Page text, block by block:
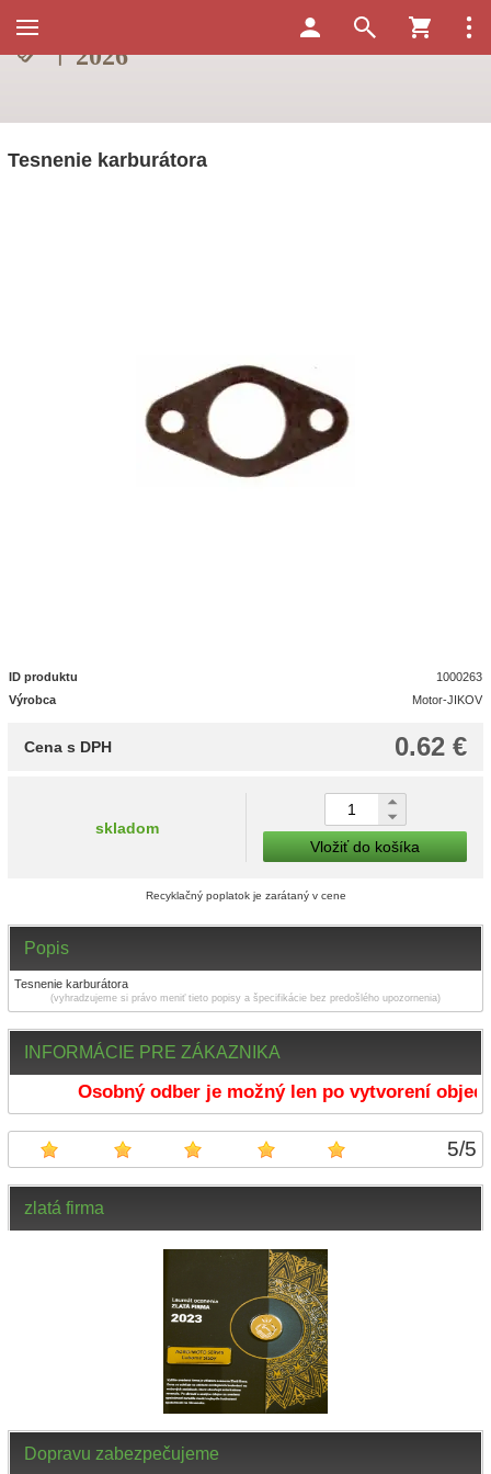
INFORMÁCIE PRE ZÁKAZNIKA
Osobný odber je možný len po vytvorení
5/5
zlatá firma
Dopravu zabezpečujeme
Tesnenie karburátora
ID produktu
1000263
Výrobca
Motor-JIKOV
0.62 €
Cena s DPH
skladom
Vložiť do košíka
Recyklačný poplatok je zarátaný v cene
Popis
Tesnenie karburátora
(vyhradzujeme si právo meniť tieto popisy a špecifikácie bez predošlého upozornenia)